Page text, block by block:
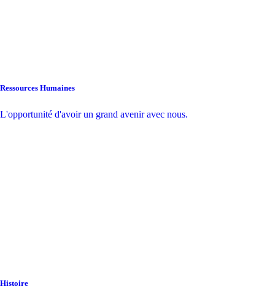
Ressources Humaines
L'opportunité d'avoir un grand avenir avec nous.
Histoire